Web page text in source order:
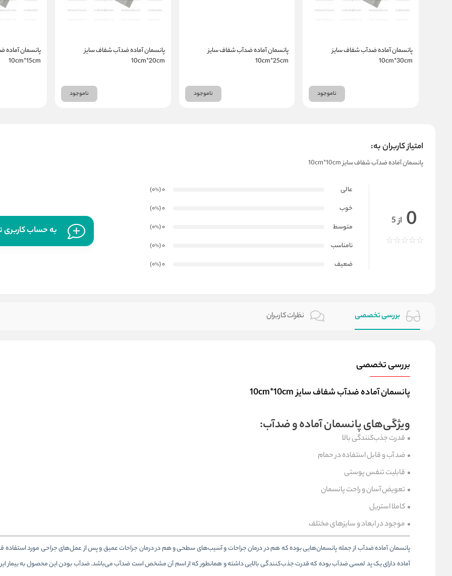
پانسمان آماده ضدآب شفاف سایز
10cm*30cm
ناموجود
پانسمان آماده ضدآب شفاف سایز
10cm*25cm
ناموجود
پانسمان آماده ضدآب شفاف سایز
10cm*20cm
ناموجود
پانسمان
10cm*15cm
امتیاز کاربران به:
پانسمان آماده ضدآب شفاف سایز 10cm*10cm
0 از 5
عالی 0
(0
%
)
خوب
0
(0
%
)
متوسط
0
(0
%
)
نامناسب
0
(0
%
)
ضعیف
0
(0
%
)
به حساب کاربری
بررسی تخصصی نظرات کاربران
بررسی تخصصی
پانسمان آماده ضدآب شفاف سایز 10cm*10cm
ویژگی‌های پانسمان آماده و ضدآب:
قدرت جذب‌کنندگی بالا
ضد آب و قابل استفاده در حمام
قابلیت تنفس پوستی
تعویض آسان و راحت پانسمان
کاملا استریل
موجود در ابعاد و سایزهای مختلف
پانسمان آماده ضدآب از جمله پانسمان‌هایی بوده که هم در درمان جراحات و آسیب‌های سطحی و هم در درمان جراحات عمیق و پس از عمل‌های جراحی مورد استفاده
آماده دارای یک پد لمسی ضدآب بوده که قدرت جذب‌کنندگی بالایی داشته و همانطور که از اسم آن مشخص است ضدآب می‌باشد. ضدآب بودن این محصول به بیمار